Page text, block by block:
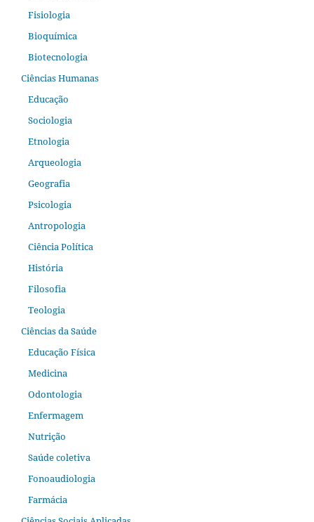
Fisiologia
Bioquímica
Biotecnologia
Ciências Humanas
Educação
Sociologia
Etnologia
Arqueologia
Geografia
Psicologia
Antropologia
Ciência Política
História
Filosofia
Teologia
Ciências da Saúde
Educação Física
Medicina
Odontologia
Enfermagem
Nutrição
Saúde coletiva
Fonoaudiologia
Farmácia